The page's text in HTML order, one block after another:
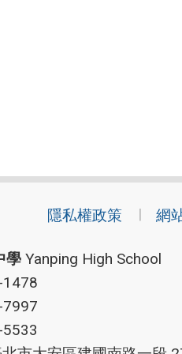
隱私權政策 網
學Yanping High School